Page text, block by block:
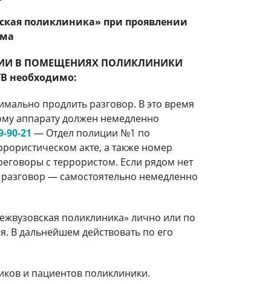
поликлиника» при проявлении
В ПОМЕЩЕНИЯХ ПОЛИКЛИНИКИ
необходимо:
продлить разговор. В это время
аппарату должен немедленно
90-21 — Отдел полиции №1 по
акте, а также номер
с террористом. Если рядом нет
— самостоятельно немедленно
поликлиника» лично или по
В дальнейшем действовать по его
и пациентов поликлиники.